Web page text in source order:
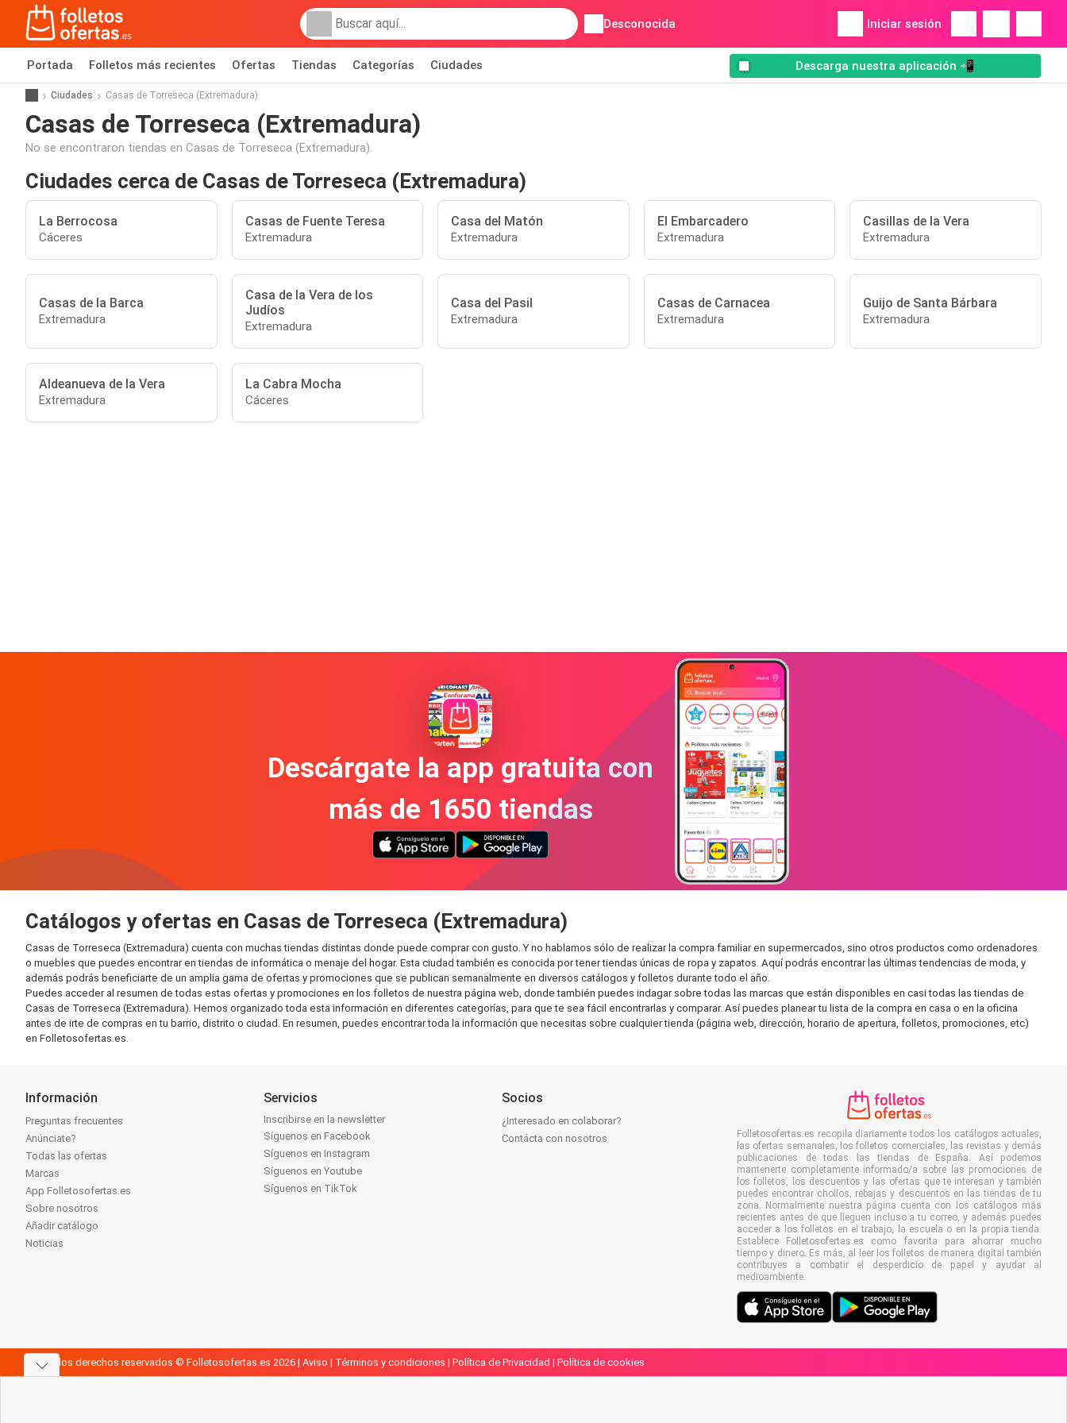
Desconocida Iniciar sesión
Portada Folletos más recientes Ofertas Tiendas Categorías Ciudades Descarga nuestra aplicación 📲
Ciudades Casas de Torreseca (Extremadura)
Casas de Torreseca (Extremadura)
No se encontraron tiendas en Casas de Torreseca (Extremadura).
Ciudades cerca de Casas de Torreseca (Extremadura)
La Berrocosa
Cáceres
Casas de Fuente Teresa
Extremadura
Casa del Matón
Extremadura
El Embarcadero
Extremadura
Casillas de la Vera
Extremadura
Casas de la Barca
Extremadura
Casa de la Vera de los
Judíos
Extremadura
Casa del Pasil
Extremadura
Casas de Carnacea
Extremadura
Guijo de Santa Bárbara
Extremadura
Aldeanueva de la Vera
Extremadura
La Cabra Mocha
Cáceres
Descárgate la app gratuita con
más de 1650 tiendas
Catálogos y ofertas en Casas de Torreseca (Extremadura)
Casas de Torreseca (Extremadura) cuenta con muchas tiendas distintas donde puede comprar con gusto. Y no hablamos sólo de realizar la compra familiar en supermercados, sino otros productos como ordenadores
o muebles que puedes encontrar en tiendas de informática o menaje del hogar. Esta ciudad también es conocida por tener tiendas únicas de ropa y zapatos. Aquí podrás encontrar las últimas tendencias de moda, y
además podrás beneficiarte de un amplia gama de ofertas y promociones que se publican semanalmente en diversos catálogos y folletos durante todo el año.
Puedes acceder al resumen de todas estas ofertas y promociones en los folletos de nuestra página web, donde también puedes indagar sobre todas las marcas que están disponibles en casi todas las tiendas de
Casas de Torreseca (Extremadura). Hemos organizado toda esta información en diferentes categorías, para que te sea fácil encontrarlas y comparar. Así puedes planear tu lista de la compra en casa o en la oficina
antes de irte de compras en tu barrio, distrito o ciudad. En resumen, puedes encontrar toda la información que necesitas sobre cualquier tienda (página web, dirección, horario de apertura, folletos, promociones, etc)
en Folletosofertas.es.
Información
Preguntas frecuentes
Anúnciate?
Todas las ofertas
Marcas
App Folletosofertas.es
Sobre nosotros
Añadir catálogo
Noticias
Servicios
Inscribirse en la newsletter
Síguenos en Facebook
Síguenos en Instagram
Síguenos en Youtube
Síguenos en TikTok
Socios
¿Interesado en colaborar?
Contácta con nosotros
Folletosofertas.es recopila diariamente todos los catálogos actuales,
las ofertas semanales, los folletos comerciales, las revistas y demás
publicaciones de todas las tiendas de España. Así podemos
mantenerte completamente informado/a sobre las promociones de
los folletos, los descuentos y las ofertas que te interesan y también
puedes encontrar chollos, rebajas y descuentos en las tiendas de tu
zona. Normalmente nuestra página cuenta con los catálogos más
recientes antes de que lleguen incluso a tu correo, y además puedes
acceder a los folletos en el trabajo, la escuela o en la propia tienda.
Establece Folletosofertas.es como favorita para ahorrar mucho
tiempo y dinero. Es más, al leer los folletos de manera digital también
contribuyes a combatir el desperdicio de papel y ayudar al
medioambiente.
Todos los derechos reservados © Folletosofertas.es 2026 | Aviso | Términos y condiciones | Política de Privacidad | Política de cookies